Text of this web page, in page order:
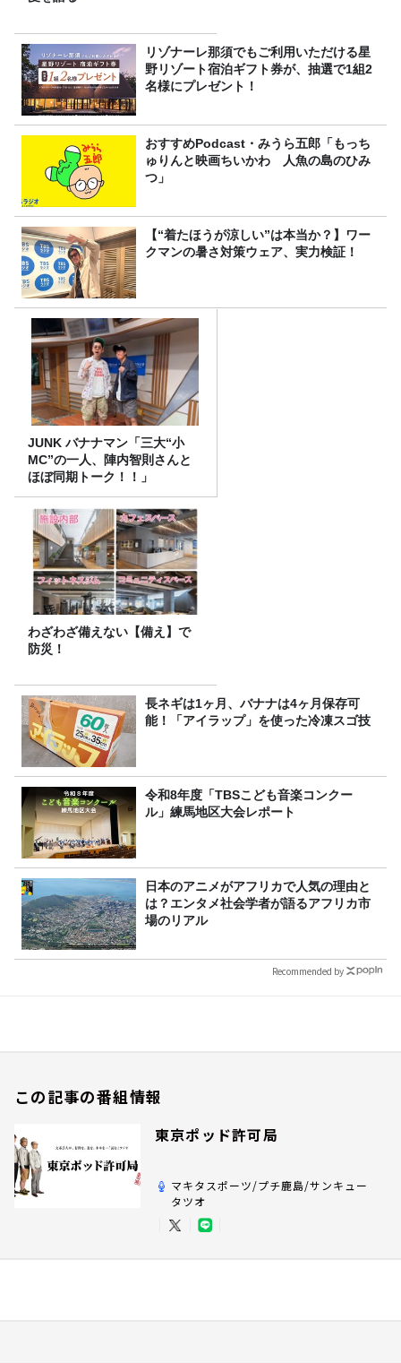
リゾナーレ那須でもご利用いただける星
野リゾート宿泊ギフト券が、抽選で1組2
名様にプレゼント！
おすすめPodcast・みうら五郎「もっち
ゅりんと映画ちいかわ 人魚の島のひみ
つ」
【“着たほうが涼しい”は本当か？】ワー
クマンの暑さ対策ウェア、実力検証！
JUNK バナナマン「三大“小
MC”の一人、陣内智則さんと
ほぼ同期トーク！！」
わざわざ備えない【備え】で
防災！
長ネギは1ヶ月、バナナは4ヶ月保存可
能！「アイラップ」を使った冷凍スゴ技
令和8年度「TBSこども音楽コンクー
ル」練馬地区大会レポート
日本のアニメがアフリカで人気の理由と
は？エンタメ社会学者が語るアフリカ市
場のリアル
Recommended by
この記事の番組情報
東京ポッド許可局
マキタスポーツ/プチ鹿島/サンキュー
タツオ